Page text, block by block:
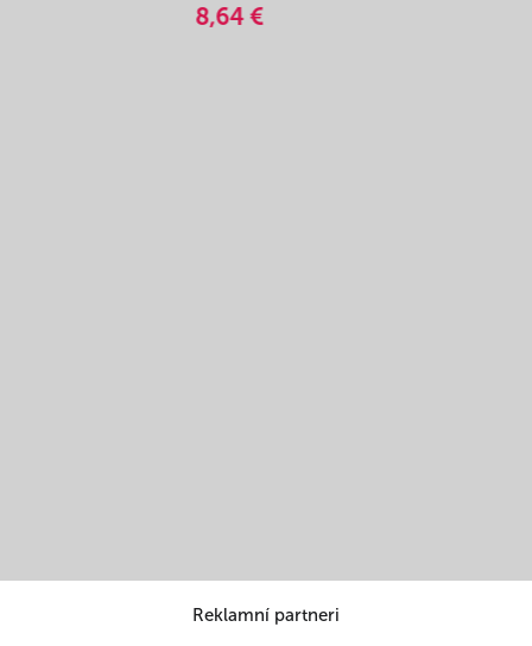
8,64 €
Reklamní partneri